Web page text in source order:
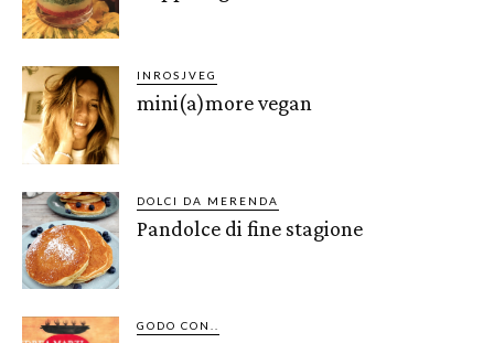
INROSJVEG
mini(a)more vegan
DOLCI DA MERENDA
Pandolce di fine stagione
GODO CON..